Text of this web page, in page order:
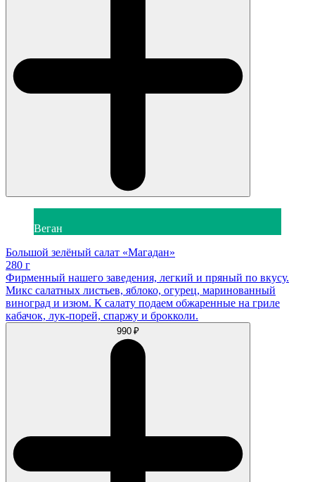
Веган
Большой зелёный салат «Магадан»
280 г
Фирменный нашего заведения, легкий и пряный по вкусу.
Микс салатных листьев, яблоко, огурец, маринованный
виноград и изюм. К салату подаем обжаренные на гриле
кабачок, лук-порей, спаржу и брокколи.
990 ₽